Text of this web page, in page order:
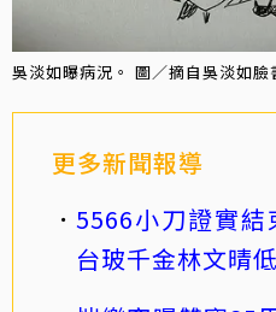
吳淡如曝病況。 圖／摘自吳淡如臉
更多新聞報導
5566小刀證實
台玻千金林文晴